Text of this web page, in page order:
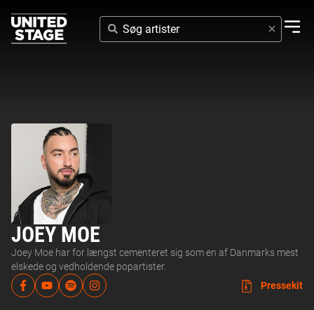
SØG
ARTISTER
JOEY MOE
Joey Moe har for længst cementeret sig som en af Danmarks mest
elskede og vedholdende popartister.
Pressekit